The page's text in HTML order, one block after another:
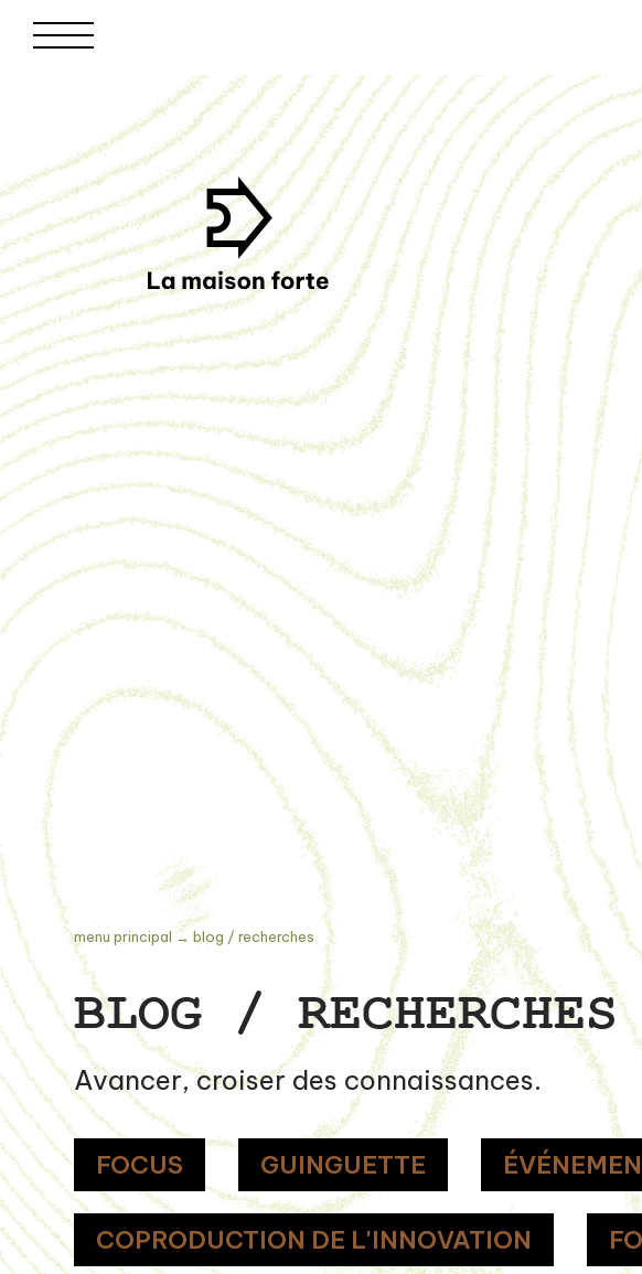
menu principal →blog / recherches
BLOG / RECHERCHES
Avancer, croiser des connaissances.
FOCUS GUINGUETTE
COPRODUCTION DE L'INNOVATION